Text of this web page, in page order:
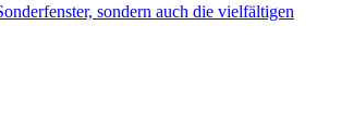
sondern auch die vielfältigen